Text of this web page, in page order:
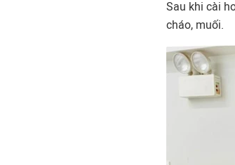
Sau khi cài
cháo, muối.